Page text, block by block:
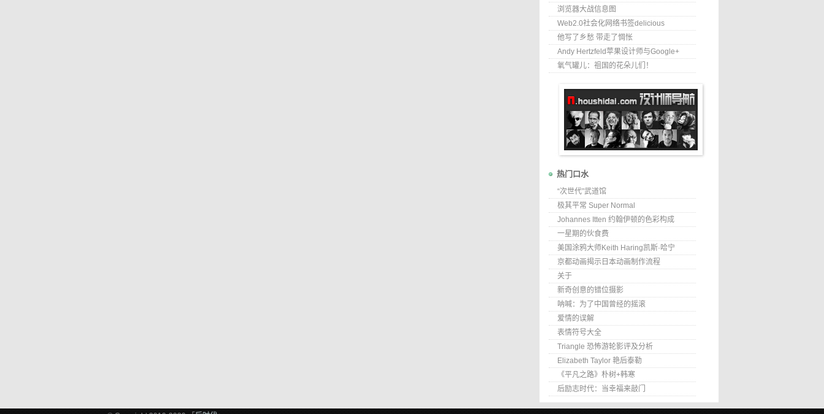
浏览器大战信息图
Web2.0社会化网络书签delicious
他写了乡愁 带走了惆怅
Andy Hertzfeld苹果设计师与Google+
氧气罐儿：祖国的花朵儿们！
热门口水
“次世代”武道馆
极其平常 Super Normal
Johannes Itten 约翰伊顿的色彩构成
一星期的伙食费
美国涂鸦大师Keith Haring凯斯·哈宁
京都动画揭示日本动画制作流程
关于
新奇创意的错位摄影
呐喊：为了中国曾经的摇滚
爱情的误解
表情符号大全
Triangle 恐怖游轮影评及分析
Elizabeth Taylor 艳后泰勒
《平凡之路》朴树+韩寒
后励志时代：当幸福来敲门